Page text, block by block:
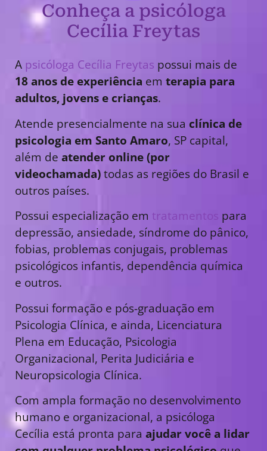
Conheça a psicóloga
Cecília Freytas
A psicóloga Cecília Freytas possui mais de
18 anos de experiência em terapia para
adultos, jovens e crianças.
Atende presencialmente na sua clínica de
psicologia em Santo Amaro, SP capital,
além de atender online (por
videochamada)todas as regiões do Brasil e
outros países.
Possui especialização em tratamentos para
depressão, ansiedade, síndrome do pânico,
fobias, problemas conjugais, problemas
psicológicos infantis, dependência química
e outros.
Possui formação e pós-graduação em
Psicologia Clínica, e ainda, Licenciatura
Plena em Educação, Psicologia
Organizacional, Perita Judiciária e
Neuropsicologia Clínica.
Com ampla formação no desenvolvimento
humano e organizacional, a psicóloga
Cecília está pronta para ajudar você a lidar